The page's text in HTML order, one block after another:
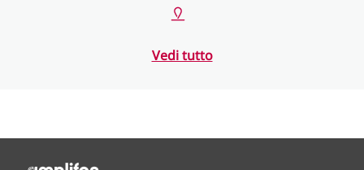
Vedi tutto